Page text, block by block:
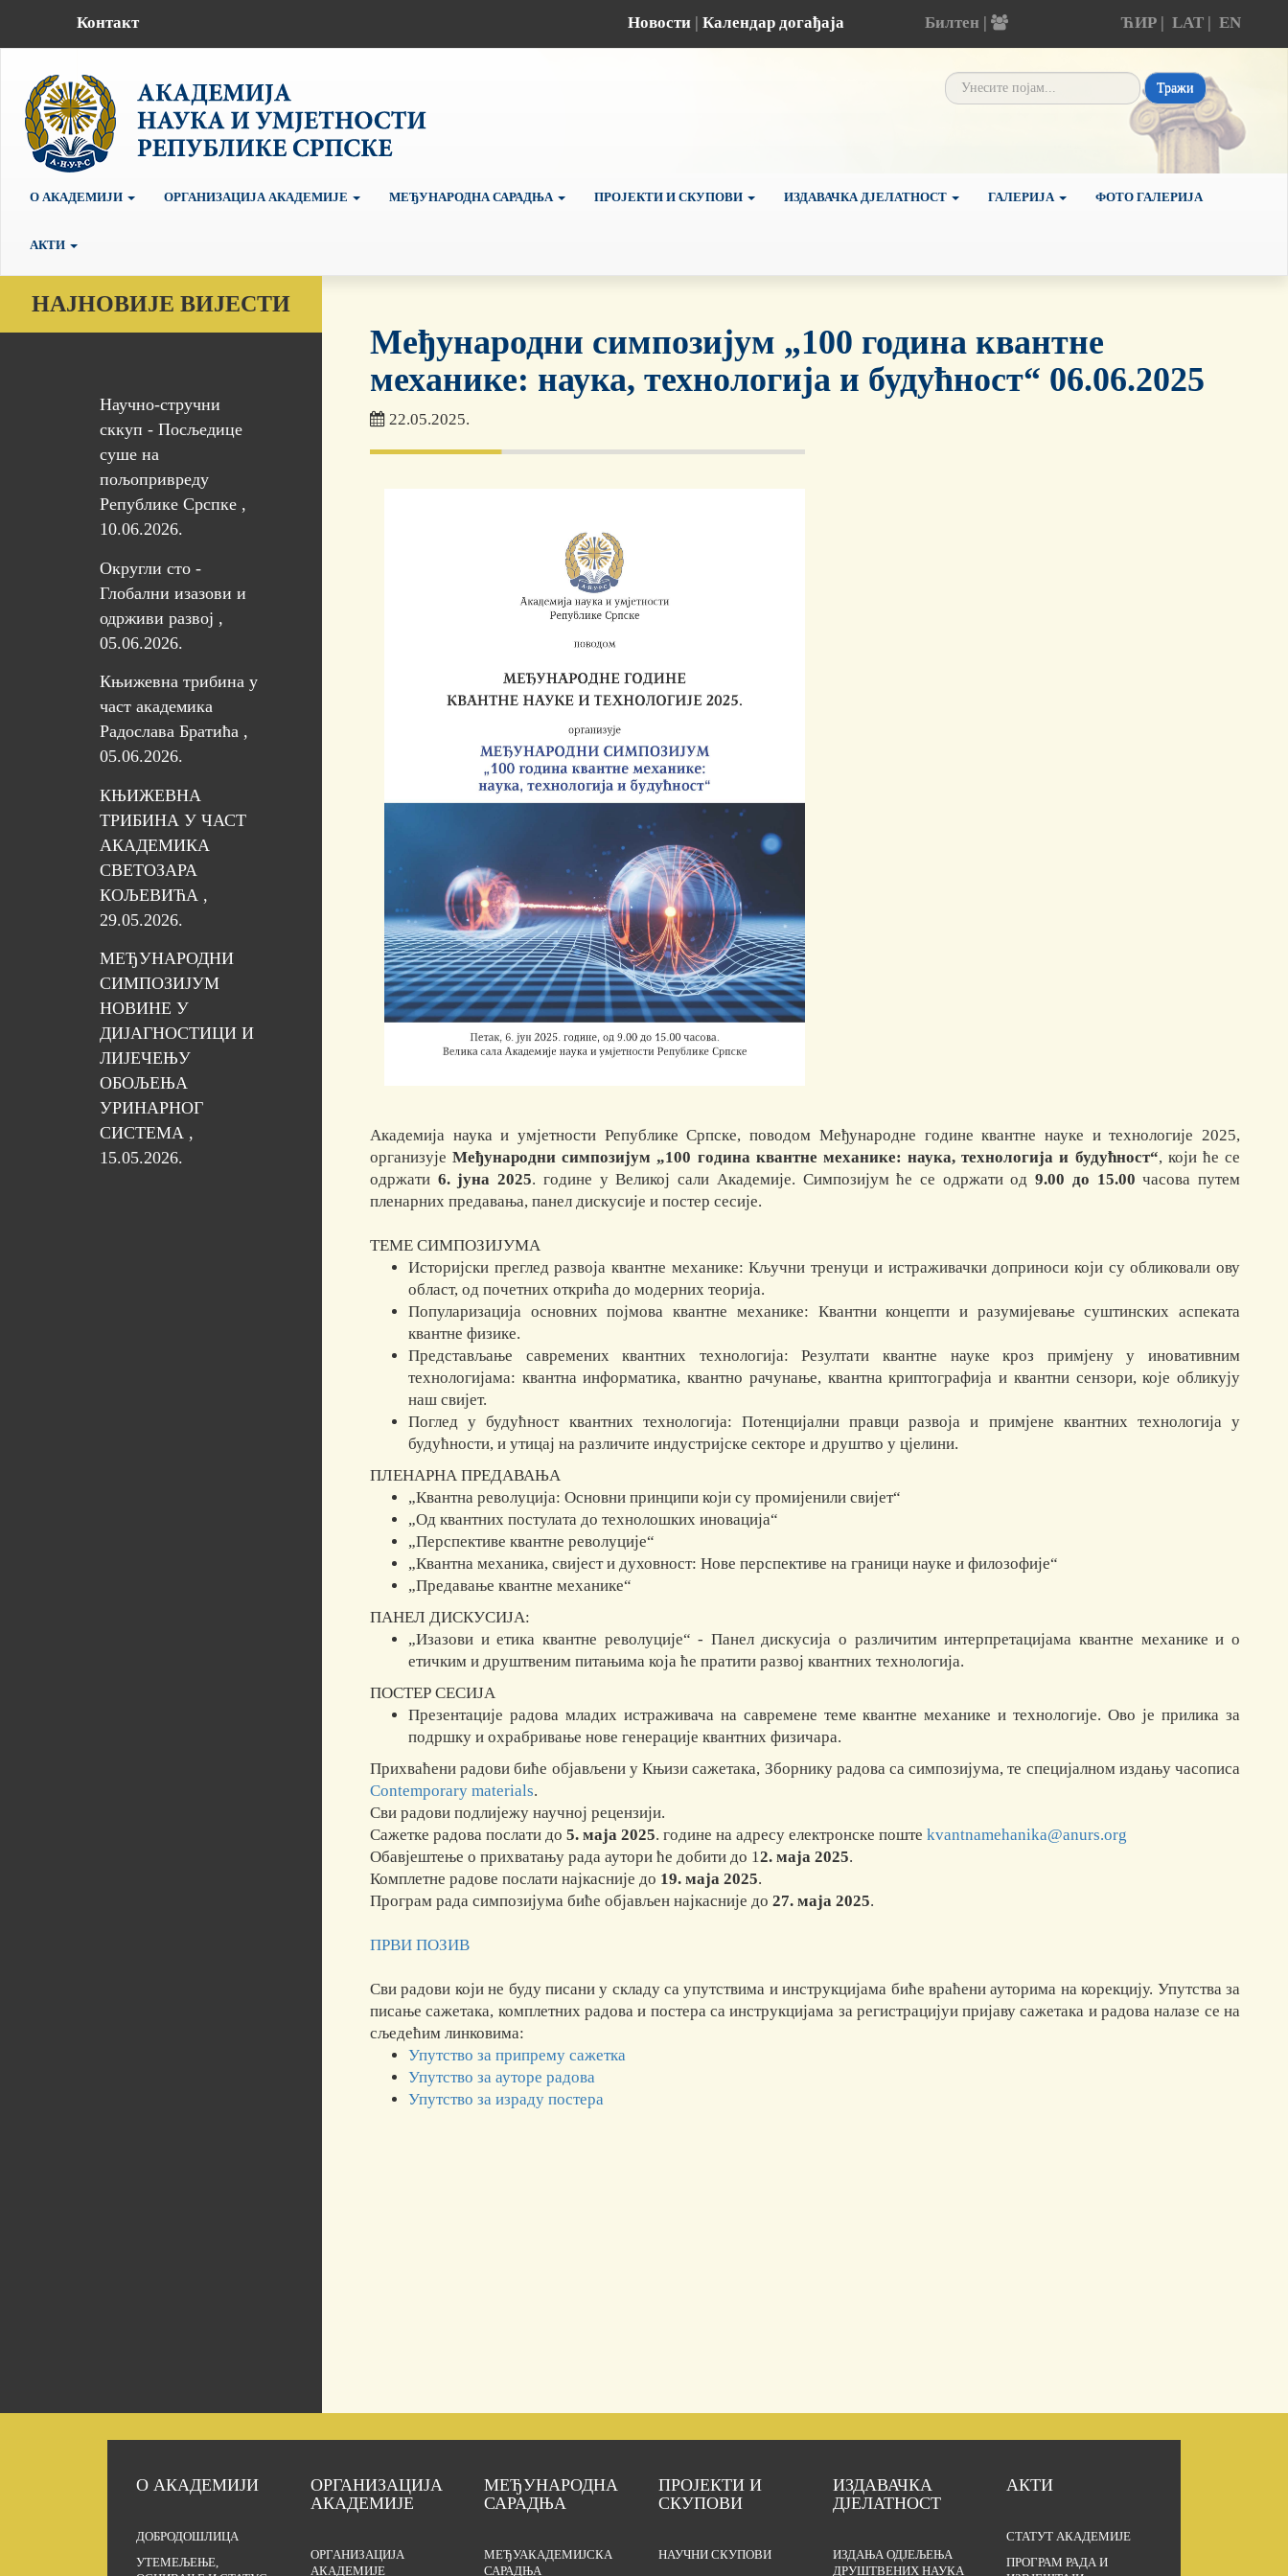
Контакт Новости | Календар догађаја Билтен | ЋИР| LAT| EN
Тражи
О АКАДЕМИЈИ ОРГАНИЗАЦИЈА АКАДЕМИЈЕ МЕЂУНАРОДНА САРАДЊА ПРОЈЕКТИ И СКУПОВИ ИЗДАВАЧКА ДЈЕЛАТНОСТ ГАЛЕРИЈА ФОТО ГАЛЕРИЈА
АКТИ
НАЈНОВИЈЕ ВИЈЕСТИ
Научно-стручни
сккуп - Посљедице
суше на
пољопривреду
Републике Срспке ,
10.06.2026.
Округли сто -
Глобални изазови и
одрживи развој ,
05.06.2026.
Књижевна трибина у
част академика
Радослава Братића ,
05.06.2026.
КЊИЖЕВНА
ТРИБИНА У ЧАСТ
АКАДЕМИКА
СВЕТОЗАРА
КОЉЕВИЋА ,
29.05.2026.
МЕЂУНАРОДНИ
СИМПОЗИЈУМ
НОВИНЕ У
ДИЈАГНОСТИЦИ И
ЛИЈЕЧЕЊУ
ОБОЉЕЊА
УРИНАРНОГ
СИСТЕМА ,
15.05.2026.
Mеђународни симпозијум „100 година квантне
механике: наука, технологија и будућност“ 06.06.2025
22.05.2025.
Академија наука и умјетности Републике Српске, поводом Међународне године квантне науке и технологије 2025,
организујеМеђународни симпозијум „100 година квантне механике: наука, технологија и будућност“, који ће се
одржати 6. јуна 2025. године у Великој сали Академије. Симпозијум ће се одржати од9.00 до 15.00 часова путем
пленарних предавања, панел дискусије и постер сесије.
ТЕМЕ СИМПОЗИЈУМА
Историјски преглед развоја квантне механике: Кључни тренуци и истраживачки доприноси који су обликовали ову
област, од почетних открића до модерних теорија.
Популаризација основних појмова квантне механике: Квантни концепти и разумијевање суштинских аспеката
квантне физике.
Представљање савремених квантних технологија: Резултати квантне науке кроз примјену у иновативним
технологијама: квантна информатика, квантно рачунање, квантна криптографија и квантни сензори, које обликују
наш свијет.
Поглед у будућност квантних технологија: Потенцијални правци развоја и примјене квантних технологија у
будућности, и утицај на различите индустријске секторе и друштво у цјелини.
ПЛЕНАРНА ПРЕДАВАЊА
„Квантна револуција: Основни принципи који су промијенили свијет“
„Од квантних постулата до технолошких иновација“
„Перспективе квантне револуције“
„Квантна механика, свијест и духовност: Нове перспективе на граници науке и филозофије“
„Предавање квантне механике“
ПАНЕЛ ДИСКУСИЈА:
„Изазови и етика квантне револуције“ - Панел дискусија о различитим интерпретацијама квантне механике и о
етичким и друштвеним питањима која ће пратити развој квантних технологија.
ПОСТЕР СЕСИЈА
Презентације радова младих истраживача на савремене теме квантне механике и технологије. Ово је прилика за
подршку и охрабривање нове генерације квантних физичара.
Прихваћени радови биће објављени у Књизи сажетака, Зборнику радова са симпозијума, те специјалном издању часописа
Contemporary materials.
Сви радови подлијежу научној рецензији.
Сажетке радова послати до 5. маја 2025. године на адресу електронске поште kvantnamehanika@anurs.org
Обавјештење о прихватању рада аутори ће добити до 12. маја 2025.
Комплетне радове послати најкасније до 19. маја 2025.
Програм рада симпозијума биће објављен најкасније до 27. маја 2025.
ПРВИ ПОЗИВ
Сви радови који не буду писани у складу са упутствима и инструкцијама биће враћени ауторима на корекцију. Упутства за
писање сажетака, комплетних радова и постера са инструкцијама за регистрацијуи пријаву сажетака и радова налазе се на
сљедећим линковима:
Упутство за припрему сажетка
Упутство за ауторе радова
Упутство за израду постера
О АКАДЕМИЈИ
ДОБРОДОШЛИЦА
УТЕМЕЉЕЊЕ,
ОРГАНИЗАЦИЈА
АКАДЕМИЈЕ
ОРГАНИЗАЦИЈА
АКАДЕМИЈЕ
МЕЂУНАРОДНА
САРАДЊА
МЕЂУАКАДЕМИЈСКА
САРАДЊА
ПРОЈЕКТИ И
СКУПОВИ
НАУЧНИ СКУПОВИ
ИЗДАВАЧКА
ДЈЕЛАТНОСТ
ИЗДАЊА ОДЈЕЉЕЊА
ДРУШТВЕНИХ НАУКА
АКТИ
СТАТУТ АКАДЕМИЈЕ
ПРОГРАМ РАДА И